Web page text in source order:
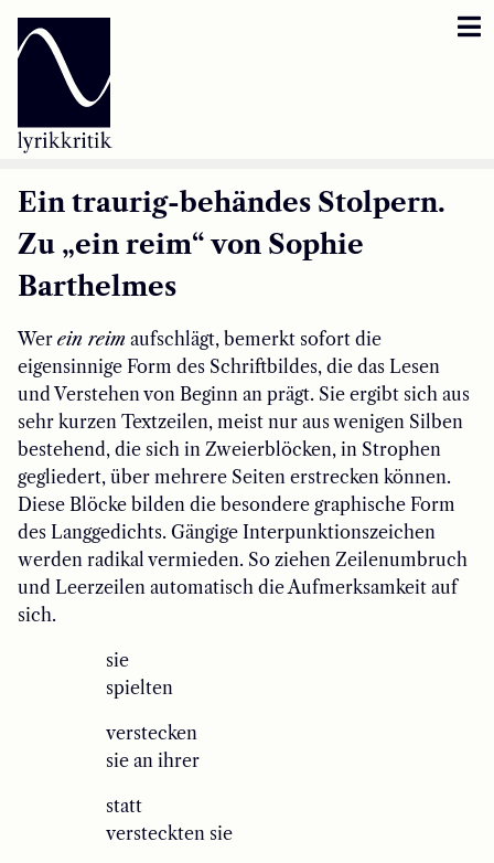
Lyrikkritik
Lyrikkritikakademie
Inzestbude
Archipele
Ein traurig-behändes Stolpern.
Zu „ein reim“ von Sophie
Barthelmes
Wer ein reim aufschlägt, bemerkt sofort die
eigensinnige Form des Schriftbildes, die das Lesen
und Verstehen von Beginn an prägt. Sie ergibt sich aus
sehr kurzen Textzeilen, meist nur aus wenigen Silben
bestehend, die sich in Zweierblöcken, in Strophen
gegliedert, über mehrere Seiten erstrecken können.
Diese Blöcke bilden die besondere graphische Form
des Langgedichts. Gängige Interpunktionszeichen
werden radikal vermieden. So ziehen Zeilenumbruch
und Leerzeilen automatisch die Aufmerksamkeit auf
sich.
sie
spielten
verstecken
sie an ihrer
statt
versteckten sie